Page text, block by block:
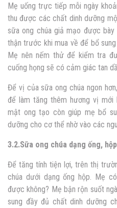
Mẹ uống trực tiếp mỗi ngày
thu được các chất dinh dưỡng
sữa ong chúa giả mạo được
thận trước khi mua về để bổ
Mẹ nên nếm thử để kiểm tra
cuống họng sẽ có cảm giác tan
Để vị của sữa ong chúa ngon
để làm tăng thêm hương vị mới
mật ong tạo còn giúp mẹ bổ
dưỡng cho cơ thể nhờ vào các
3.2.Sữa ong chúa dạng ống, hộp
Để tăng tính tiện lợi, trên thị
chúa dưới dạng ống hộp. Mẹ
được không? Mẹ bận rộn suốt
sung đầy đủ chất dinh dưỡng